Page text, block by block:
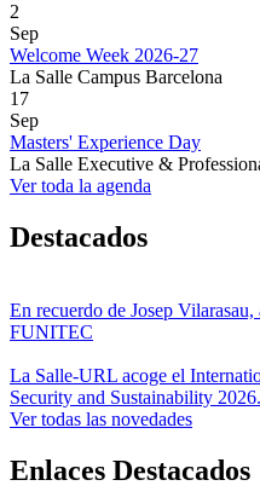
2
Sep
Welcome Week 2026-27
La Salle Campus Barcelona
17
Sep
Masters' Experience Day
La Salle Executive &
Ver toda la agenda
Destacados
En recuerdo de Josep
FUNITEC
La Salle-URL acoge el
Security and Sustainability 2026.
Ver todas las novedades
Enlaces Destacados